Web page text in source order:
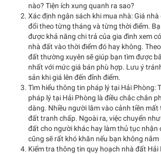
nào? Tiện ích xung quanh ra sao?
Xác định ngân sách khi mua nhà: Giá
đổi theo từng tháng và từng thời điểm.
được khả năng chi trả của gia đình xem
nhà đất vào thời điểm đó hay không.
đất thường xuyên sẽ giúp bạn tìm được
nhất với mức giá bán phù hợp. Lưu ý
sản khi giá lên đến đỉnh điểm.
Tìm hiểu thông tin pháp lý tại Hải Phòng:
pháp lý tại Hải Phòng là điều chắc chắn
dàng. Nhiều người lâm vào cảnh tiền mất
đất tranh chấp. Ngoài ra, việc chuyển
đất cho người khác hay làm thủ tục nhận
cũng sẽ rất khó khăn nếu bạn không nắm
Kiểm tra thông tin quy hoạch nhà đất Hải